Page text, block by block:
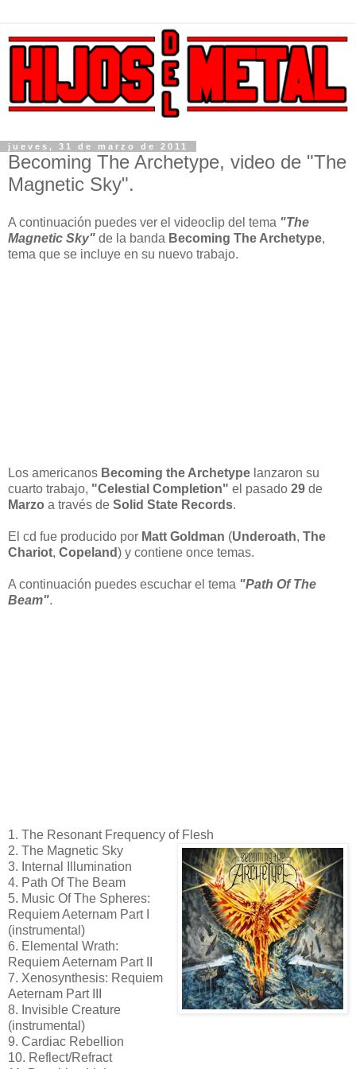
jueves, 31 de marzo de 2011
Becoming The Archetype, video de "The
Magnetic Sky".
A continuación puedes ver el videoclip del tema "The
Magnetic Sky" de la banda Becoming The Archetype,
tema que se incluye en su nuevo trabajo.
Los americanos Becoming the Archetype lanzaron su
cuarto trabajo, "Celestial Completion" el pasado 29 de
Marzo a través de Solid State Records.
El cd fue producido por Matt Goldman (Underoath, The
Chariot, Copeland) y contiene once temas.
A continuación puedes escuchar el tema "Path Of The
Beam".
1. The Resonant Frequency of Flesh
2. The Magnetic Sky
3. Internal Illumination
4. Path Of The Beam
5. Music Of The Spheres:
Requiem Aeternam Part I
(instrumental)
6. Elemental Wrath:
Requiem Aeternam Part II
7. Xenosynthesis: Requiem
Aeternam Part III
8. Invisible Creature
(instrumental)
9. Cardiac Rebellion
10. Reflect/Refract